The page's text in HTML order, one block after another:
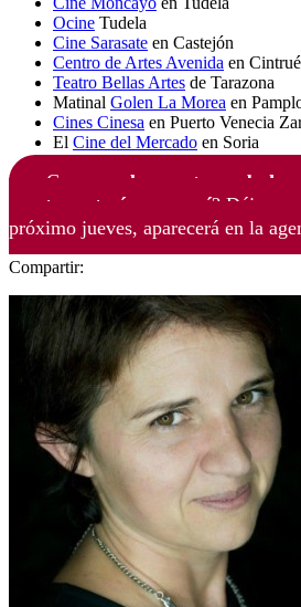
Ocine Tudela
Cine Sarasate en Castejón
Centro de Artes Avenida en
Teatro Bellas Artes de Tarazona
Matinal Golen La Morea en
Cines Cinesa en Puerto Venecia
El Cine del Mercado en Soria
¿Conoces
alguna otra web de
que te gustaría ver aquí? Déjanos
próximo jueves, aparecerá en la
Compartir: